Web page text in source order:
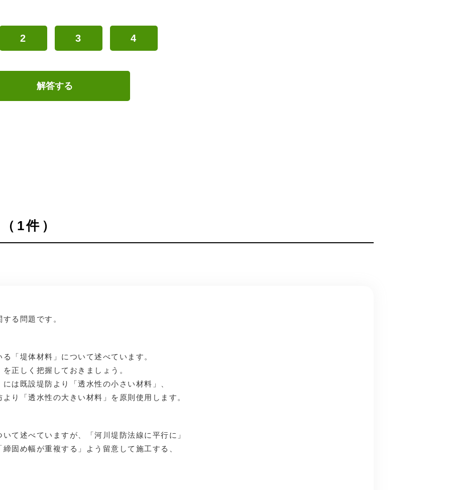
2 3 4
解答する
1件）
る問題です。
「堤体材料」について述べています。
正しく把握しておきましょう。
は既設堤防より「透水性の小さい材料」、
り「透水性の大きい材料」を原則使用します。
て述べていますが、「河川堤防法線に平行に」
固め幅が重複する」よう留意して施工する、